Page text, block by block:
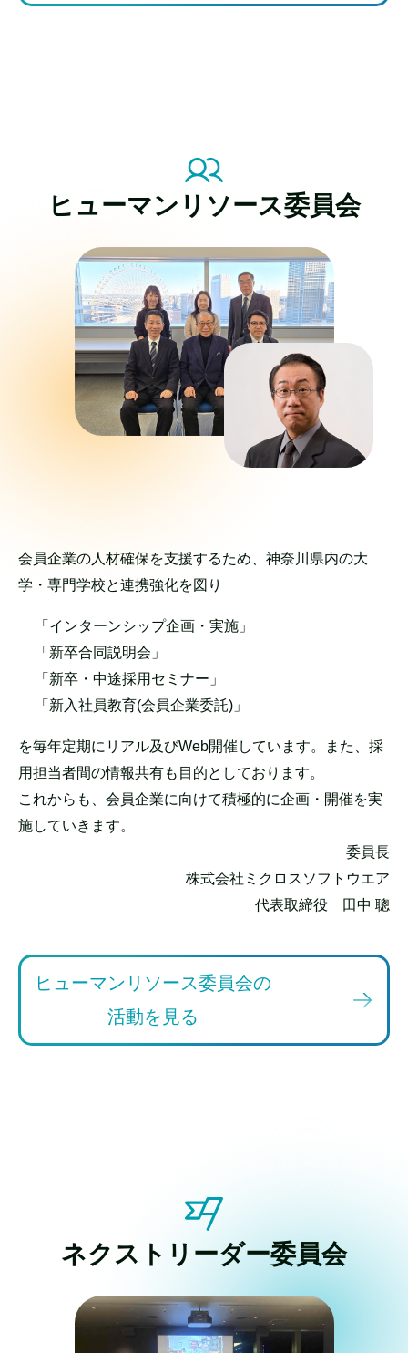
ヒューマンリソース委員会
会員企業の人材確保を支援するため、神奈川県内の大
学・専門学校と連携強化を図り
「インターンシップ企画・実施」
「新卒合同説明会」
「新卒・中途採用セミナー」
「新入社員教育(会員企業委託)」
を毎年定期にリアル及びWeb開催しています。また、採
用担当者間の情報共有も目的としております。
これからも、会員企業に向けて積極的に企画・開催を実
施していきます。
委員長
株式会社ミクロスソフトウエア
代表取締役 田中 聰
ヒューマンリソース委員会の
活動を見る
ネクストリーダー委員会